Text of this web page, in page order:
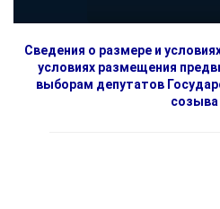
Сведения о размере и
условиях размещения
выборам депутатов
созыва